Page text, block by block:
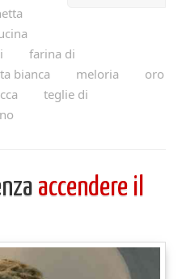
farina di
bianca meloria
oro
teglie di
accendere il